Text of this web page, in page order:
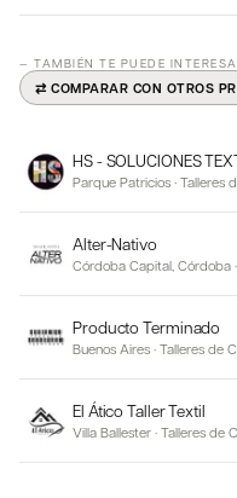
— TAMBIÉN TE PUEDE
⇄ COMPARAR CON OTROS
HS - SOLUCIONES
Parque Patricios · Talleres
Alter-Nativo
Córdoba Capital, Córdoba ·
Producto Terminado
Buenos Aires · Talleres de
El Ático Taller Textil
Villa Ballester · Talleres de